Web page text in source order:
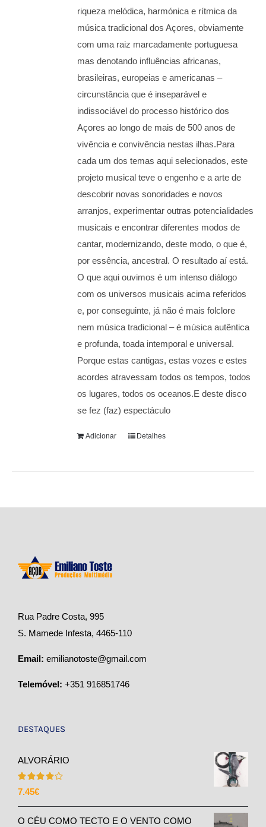
riqueza melódica, harmónica e rítmica da
música tradicional dos Açores, obviamente
com uma raiz marcadamente portuguesa
mas denotando influências africanas,
brasileiras, europeias e americanas –
circunstância que é inseparável e
indissociável do processo histórico dos
Açores ao longo de mais de 500 anos de
vivência e convivência nestas ilhas.Para
cada um dos temas aqui selecionados, este
projeto musical teve o engenho e a arte de
descobrir novas sonoridades e novos
arranjos, experimentar outras potencialidades
musicais e encontrar diferentes modos de
cantar, modernizando, deste modo, o que é,
por essência, ancestral. O resultado aí está.
O que aqui ouvimos é um intenso diálogo
com os universos musicais acima referidos
e, por conseguinte, já não é mais folclore
nem música tradicional – é música autêntica
e profunda, toada intemporal e universal.
Porque estas cantigas, estas vozes e estes
acordes atravessam todos os tempos, todos
os lugares, todos os oceanos.E deste disco
se fez (faz) espectáculo
Adicionar Detalhes
Rua Padre Costa, 995
S. Mamede Infesta, 4465-110
Email: emilianotoste@gmail.com
Telemóvel: +351 916851746
DESTAQUES
ALVORÁRIO
Avaliação
7.45€
O CÉU COMO TECTO E O VENTO COMO